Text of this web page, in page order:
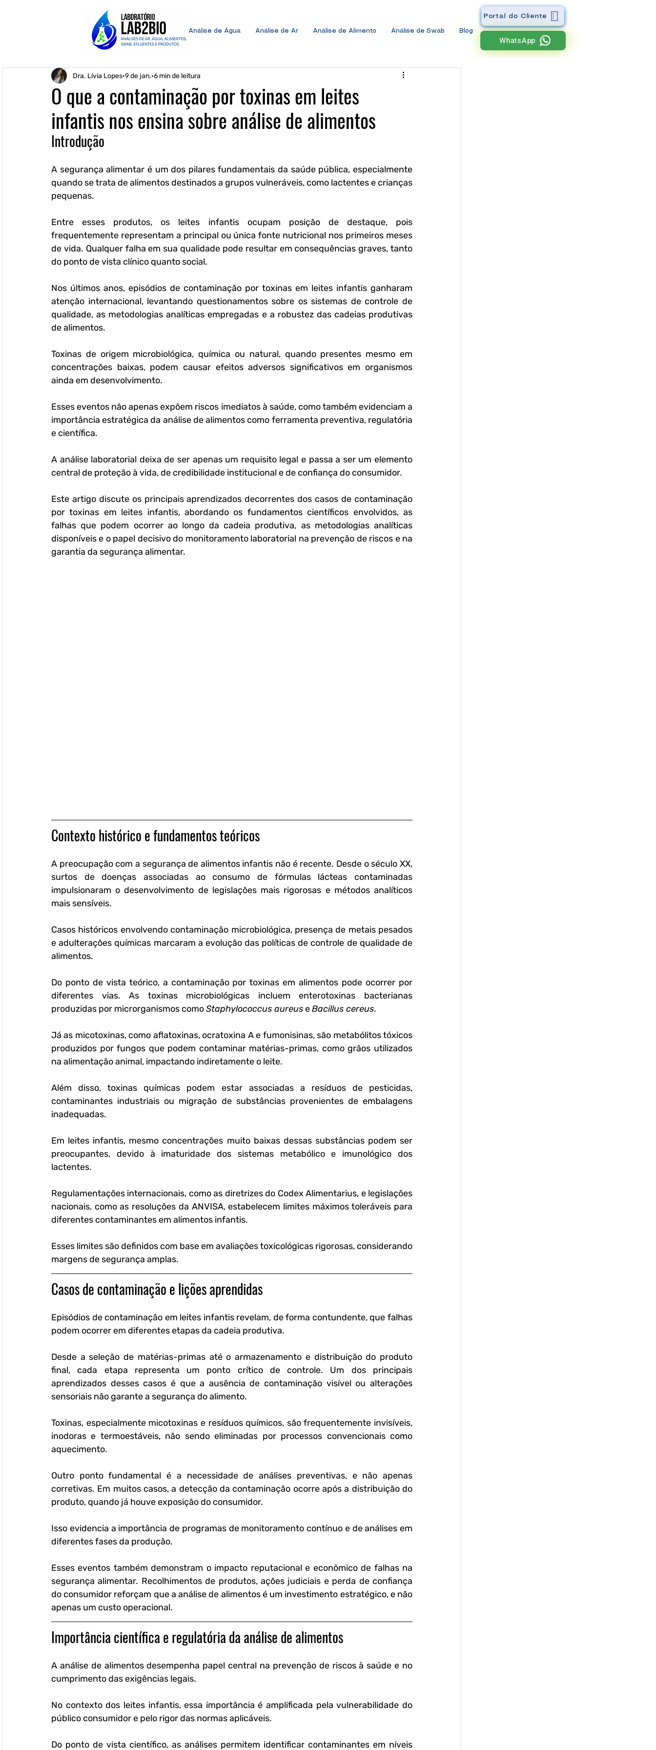
Análise de Água Análise de Ar Análise de Alimento Análise de Swab Blog
Portal do Cliente
WhatsApp
O que a contaminação por toxinas em leites
infantis nos ensina sobre análise de alimentos
Dra. Lívia Lopes 9 de jan. 6 min de leitura
Introdução
A segurança alimentar é um dos pilares fundamentais da saúde pública, especialmente
quando se trata de alimentos destinados a grupos vulneráveis, como lactentes e crianças
pequenas.
Entre esses produtos, os leites infantis ocupam posição de destaque, pois
frequentemente representam a principal ou única fonte nutricional nos primeiros meses
de vida. Qualquer falha em sua qualidade pode resultar em consequências graves, tanto
do ponto de vista clínico quanto social.
Nos últimos anos, episódios de contaminação por toxinas em leites infantis ganharam
atenção internacional, levantando questionamentos sobre os sistemas de controle de
qualidade, as metodologias analíticas empregadas e a robustez das cadeias produtivas
de alimentos.
Toxinas de origem microbiológica, química ou natural, quando presentes mesmo em
concentrações baixas, podem causar efeitos adversos significativos em organismos
ainda em desenvolvimento.
Esses eventos não apenas expõem riscos imediatos à saúde, como também evidenciam a
importância estratégica da análise de alimentos como ferramenta preventiva, regulatória
e científica.
A análise laboratorial deixa de ser apenas um requisito legal e passa a ser um elemento
central de proteção à vida, de credibilidade institucional e de confiança do consumidor.
Este artigo discute os principais aprendizados decorrentes dos casos de contaminação
por toxinas em leites infantis, abordando os fundamentos científicos envolvidos, as
falhas que podem ocorrer ao longo da cadeia produtiva, as metodologias analíticas
disponíveis e o papel decisivo do monitoramento laboratorial na prevenção de riscos e na
garantia da segurança alimentar.
Contexto histórico e fundamentos teóricos
A preocupação com a segurança de alimentos infantis não é recente. Desde o século XX,
surtos de doenças associadas ao consumo de fórmulas lácteas contaminadas
impulsionaram o desenvolvimento de legislações mais rigorosas e métodos analíticos
mais sensíveis.
Casos históricos envolvendo contaminação microbiológica, presença de metais pesados
e adulterações químicas marcaram a evolução das políticas de controle de qualidade de
alimentos.
Do ponto de vista teórico, a contaminação por toxinas em alimentos pode ocorrer por
diferentes vias. As toxinas microbiológicas incluem enterotoxinas bacterianas
produzidas por microrganismos como Staphylococcus aureus e Bacillus cereus.
Já as micotoxinas, como aflatoxinas, ocratoxina A e fumonisinas, são metabólitos tóxicos
produzidos por fungos que podem contaminar matérias-primas, como grãos utilizados
na alimentação animal, impactando indiretamente o leite.
Além disso, toxinas químicas podem estar associadas a resíduos de pesticidas,
contaminantes industriais ou migração de substâncias provenientes de embalagens
inadequadas.
Em leites infantis, mesmo concentrações muito baixas dessas substâncias podem ser
preocupantes, devido à imaturidade dos sistemas metabólico e imunológico dos
lactentes.
Regulamentações internacionais, como as diretrizes do Codex Alimentarius, e legislações
nacionais, como as resoluções da ANVISA, estabelecem limites máximos toleráveis para
diferentes contaminantes em alimentos infantis.
Esses limites são definidos com base em avaliações toxicológicas rigorosas, considerando
margens de segurança amplas.
Casos de contaminação e lições aprendidas
Episódios de contaminação em leites infantis revelam, de forma contundente, que falhas
podem ocorrer em diferentes etapas da cadeia produtiva.
Desde a seleção de matérias-primas até o armazenamento e distribuição do produto
final, cada etapa representa um ponto crítico de controle. Um dos principais
aprendizados desses casos é que a ausência de contaminação visível ou alterações
sensoriais não garante a segurança do alimento.
Toxinas, especialmente micotoxinas e resíduos químicos, são frequentemente invisíveis,
inodoras e termoestáveis, não sendo eliminadas por processos convencionais como
aquecimento.
Outro ponto fundamental é a necessidade de análises preventivas, e não apenas
corretivas. Em muitos casos, a detecção da contaminação ocorre após a distribuição do
produto, quando já houve exposição do consumidor.
Isso evidencia a importância de programas de monitoramento contínuo e de análises em
diferentes fases da produção.
Esses eventos também demonstram o impacto reputacional e econômico de falhas na
segurança alimentar. Recolhimentos de produtos, ações judiciais e perda de confiança
do consumidor reforçam que a análise de alimentos é um investimento estratégico, e não
apenas um custo operacional.
Importância científica e regulatória da análise de alimentos
A análise de alimentos desempenha papel central na prevenção de riscos à saúde e no
cumprimento das exigências legais.
No contexto dos leites infantis, essa importância é amplificada pela vulnerabilidade do
público consumidor e pelo rigor das normas aplicáveis.
Do ponto de vista científico, as análises permitem identificar contaminantes em níveis